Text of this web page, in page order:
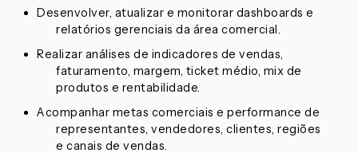
Desenvolver, atualizar e monitorar dashboards e
relatórios gerenciais da área comercial.
Realizar análises de indicadores de vendas,
faturamento, margem, ticket médio, mix de
produtos e rentabilidade.
Acompanhar metas comerciais e performance de
representantes, vendedores, clientes, regiões
e canais de vendas.